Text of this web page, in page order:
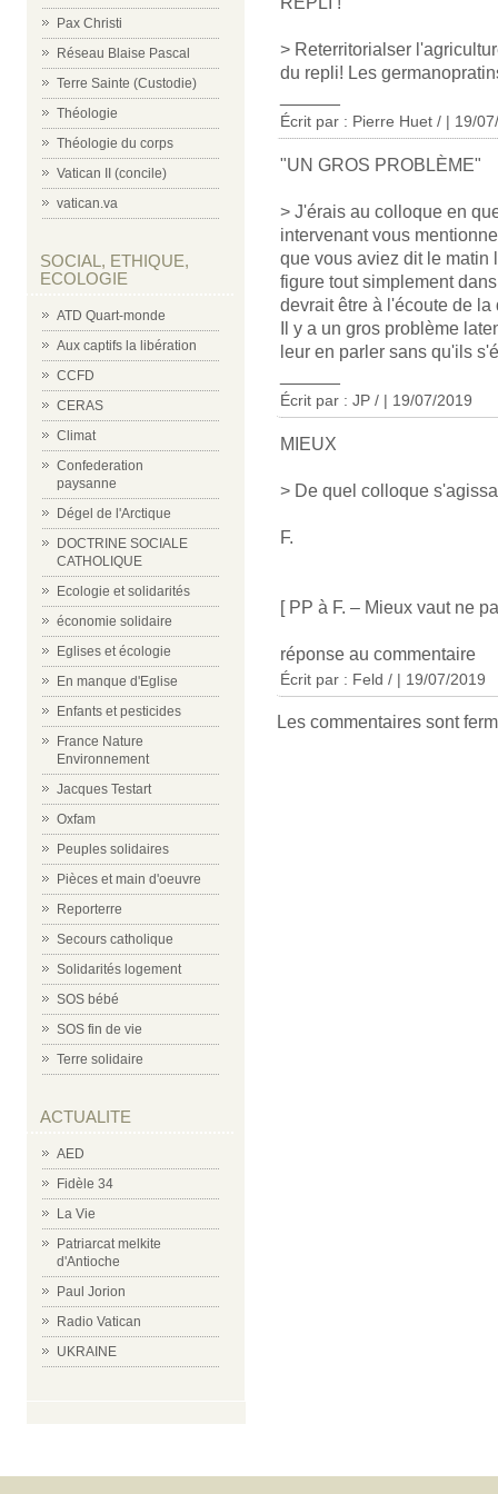
Pax Christi
Réseau Blaise Pascal
Terre Sainte (Custodie)
Théologie
Théologie du corps
Vatican II (concile)
vatican.va
SOCIAL, ETHIQUE,
ECOLOGIE
ATD Quart-monde
Aux captifs la libération
CCFD
CERAS
Climat
Confederation
paysanne
Dégel de l'Arctique
DOCTRINE SOCIALE
CATHOLIQUE
Ecologie et solidarités
économie solidaire
Eglises et écologie
En manque d'Eglise
Enfants et pesticides
France Nature
Environnement
Jacques Testart
Oxfam
Peuples solidaires
Pièces et main d'oeuvre
Reporterre
Secours catholique
Solidarités logement
SOS bébé
SOS fin de vie
Terre solidaire
ACTUALITE
AED
Fidèle 34
La Vie
Patriarcat melkite
d'Antioche
Paul Jorion
Radio Vatican
UKRAINE
> Reterritorialser
du repli! Les
Écrit par : Pierre Huet / | 19/
"UN GROS PROBLÈME"
> J'érais au colloque en
intervenant vous
que vous aviez dit le matin
figure tout simplement
devrait être à l'écoute de
Il y a un gros problème
leur en parler sans qu'ils
Écrit par : JP / | 19/07/2019
MIEUX
> De quel colloque
F.
[ PP à F. – Mieux vaut ne
réponse au commentaire
Écrit par : Feld / | 19/07/2019
Les commentaires sont